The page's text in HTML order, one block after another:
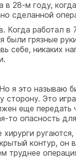
в 28-м году,
сделанной
Когда работал
были грязные
себе, никаких
я это называю
сторону. Это
еще
то опасность
контур,
труднее